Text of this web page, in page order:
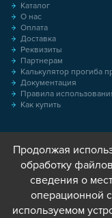
Каталог
О нас
Оплата
Доставка
Реквизиты
Партнерам
Калькулятор прогиба
Документация
Правила
Как купить
Продолжая
обработку
сведения о
операционной
используемом